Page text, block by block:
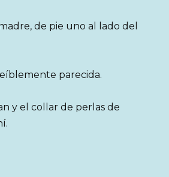
de pie uno al lado del
parecida.
y el collar de perlas de